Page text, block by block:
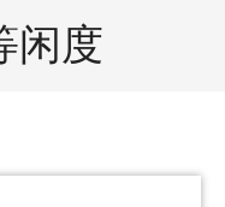
闲度